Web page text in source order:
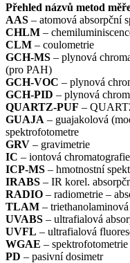
Přehled názvů metod
AAS – atomová absorpční
CHLM –
CLM – coulometrie
GCH-MS – plynová
(pro PAH)
GCH-VOC – plynová
GCH-PID – plynová
QUARTZ-PUF –
GUAJA – guajakolová
spektrofotometre
GRV – gravimetrie
IC – iontová chromatografie
ICP-MS – hmotnostní
IRABS – IR korel.
RADIO – radiometrie –
TLAM –
UVABS – ultrafialová
UVFL – ultrafialová
WGAE –
PD – pasivní dosimetr